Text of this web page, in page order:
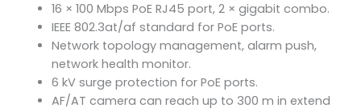
16 × 100 Mbps PoE RJ45 port, 2 × gigabit combo.
IEEE 802.3at/af standard for PoE ports.
Network topology management, alarm push,
network health monitor.
6 kV surge protection for PoE ports.
AF/AT camera can reach up to 300 m in extend